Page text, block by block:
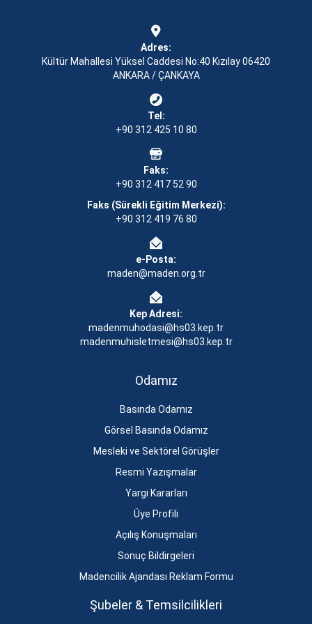
Adres:
Kültür Mahallesi Yüksel Caddesi No:40 Kızılay 06420
ANKARA / ÇANKAYA
Tel:
+90 312 425 10 80
Faks:
+90 312 417 52 90
Faks (Sürekli Eğitim Merkezi):
+90 312 419 76 80
e-Posta:
maden@maden.org.tr
Kep Adresi:
madenmuhodasi@hs03.kep.tr
madenmuhisletmesi@hs03.kep.tr
Odamız
Basında Odamız
Görsel Basında Odamız
Mesleki ve Sektörel Görüşler
Resmi Yazışmalar
Yargı Kararları
Üye Profili
Açılış Konuşmaları
Sonuç Bildirgeleri
Madencilik Ajandası Reklam Formu
Şubeler & Temsilcilikleri